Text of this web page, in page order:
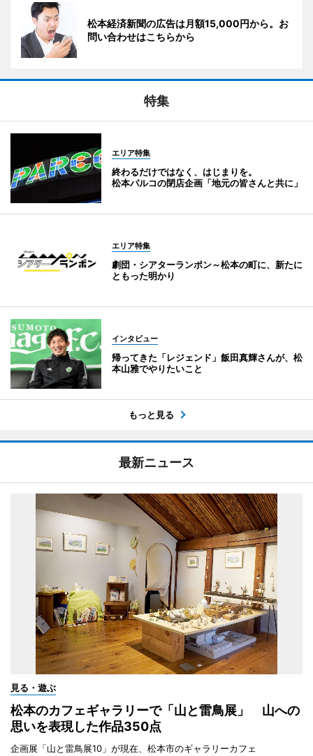
松本経済新聞の広告は月額15,000円から。お
問い合わせはこちらから
特集
エリア特集
終わるだけではなく、はじまりを。
松本パルコの閉店企画「地元の皆さんと共に」
エリア特集
劇団・シアターランポン～松本の町に、新たに
ともった明かり
インタビュー
帰ってきた「レジェンド」飯田真輝さんが、松
本山雅でやりたいこと
もっと見る
最新ニュース
見る・遊ぶ
松本のカフェギャラリーで「山と雷鳥展」 山への
思いを表現した作品350点
企画展「山と雷鳥展10」が現在、松本市のギャラリーカフェ